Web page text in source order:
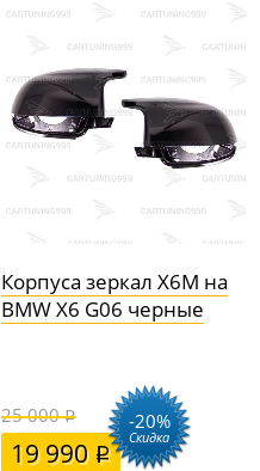
Корпуса зеркал X6M на
BMW X6 G06 черные
25 000
19 990
-20%
Скидка